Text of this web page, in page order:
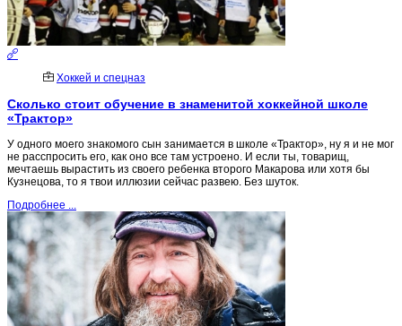
Хоккей и спецназ
Сколько стоит обучение в знаменитой хоккейной школе
«Трактор»
У одного моего знакомого сын занимается в школе «Трактор», ну я и не мог
не расспросить его, как оно все там устроено. И если ты, товарищ,
мечтаешь вырастить из своего ребенка второго Макарова или хотя бы
Кузнецова, то я твои иллюзии сейчас развею. Без шуток.
Подробнее ...